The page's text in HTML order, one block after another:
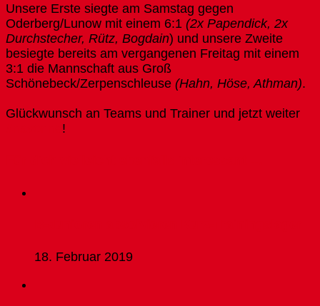
Unsere Erste siegte am Samstag gegen
Oderberg/Lunow mit einem 6:1 (2x Papendick, 2x
Durchstecher, Rütz, Bogdain) und unsere Zweite
besiegte bereits am vergangenen Freitag mit einem
3:1 die Mannschaft aus Groß
Schönebeck/Zerpenschleuse (Hahn, Höse, Athman).
Glückwunsch an Teams und Trainer und jetzt weiter
!
18. Februar 2019